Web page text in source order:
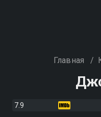
Главная /
7.9